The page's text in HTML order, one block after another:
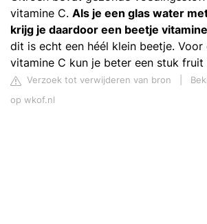
vitamine C. Als je een glas water
krijg je daardoor een beetje
dit is echt een héél klein beetje.
vitamine C kun je beter een stuk fruit
Verzoek tot verwijderen van bron
op wkof.nl